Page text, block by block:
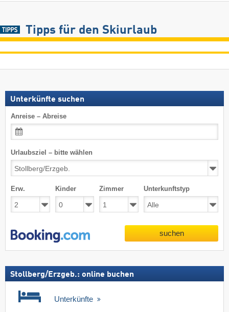
Tipps für den Skiurlaub
Unterkünfte suchen
Anreise – Abreise
Urlaubsziel – bitte wählen
Erw. Kinder Zimmer Unterkunftstyp
suchen
Stollberg/​Erzgeb.: online buchen
Unterkünfte